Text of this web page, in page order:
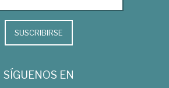
SUSCRIBIRSE
SÍGUENOS EN